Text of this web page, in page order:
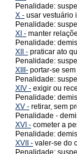
Penalidade:
X - usar vestuário
Penalidade:
XI - manter
Penalidade:
XII - praticar ato
Penalidade:
XIII- portar-se
Penalidade:
XIV - exigir ou
Penalidade:
XV - retirar, sem
Penalidade -
XVI - cometer a
Penalidade:
XVII - valer-se do
Penalidade: